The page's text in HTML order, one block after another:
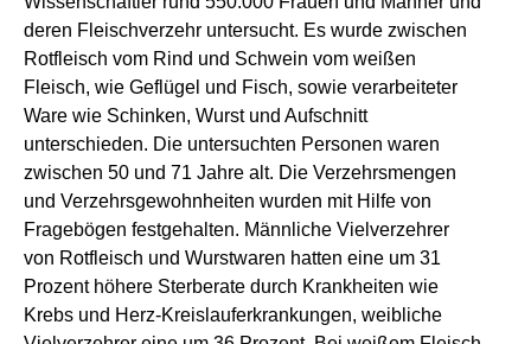
deren Fleischverzehr untersucht. Es wurde zwischen
Rotfleisch vom Rind und Schwein vom weißen
Fleisch, wie Geflügel und Fisch, sowie verarbeiteter
Ware wie Schinken, Wurst und Aufschnitt
unterschieden. Die untersuchten Personen waren
zwischen 50 und 71 Jahre alt. Die Verzehrsmengen
und Verzehrsgewohnheiten wurden mit Hilfe von
Fragebögen festgehalten. Männliche Vielverzehrer
von Rotfleisch und Wurstwaren hatten eine um 31
Prozent höhere Sterberate durch Krankheiten wie
Krebs und Herz-Kreislauferkrankungen, weibliche